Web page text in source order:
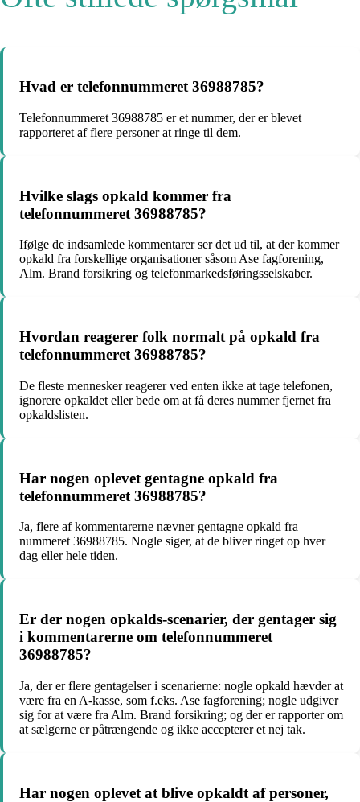
Hvad er telefonnummeret 36988785?
Telefonnummeret 36988785 er et nummer, der er blevet
rapporteret af flere personer at ringe til dem.
Hvilke slags opkald kommer fra
telefonnummeret 36988785?
Ifølge de indsamlede kommentarer ser det ud til, at der kommer
opkald fra forskellige organisationer såsom Ase fagforening,
Alm. Brand forsikring og telefonmarkedsføringsselskaber.
Hvordan reagerer folk normalt på opkald fra
telefonnummeret 36988785?
De fleste mennesker reagerer ved enten ikke at tage telefonen,
ignorere opkaldet eller bede om at få deres nummer fjernet fra
opkaldslisten.
Har nogen oplevet gentagne opkald fra
telefonnummeret 36988785?
Ja, flere af kommentarerne nævner gentagne opkald fra
nummeret 36988785. Nogle siger, at de bliver ringet op hver
dag eller hele tiden.
Er der nogen opkalds-scenarier, der gentager sig
i kommentarerne om telefonnummeret
36988785?
Ja, der er flere gentagelser i scenarierne: nogle opkald hævder at
være fra en A-kasse, som f.eks. Ase fagforening; nogle udgiver
sig for at være fra Alm. Brand forsikring; og der er rapporter om
at sælgerne er påtrængende og ikke accepterer et nej tak.
Har nogen oplevet at blive opkaldt af personer,